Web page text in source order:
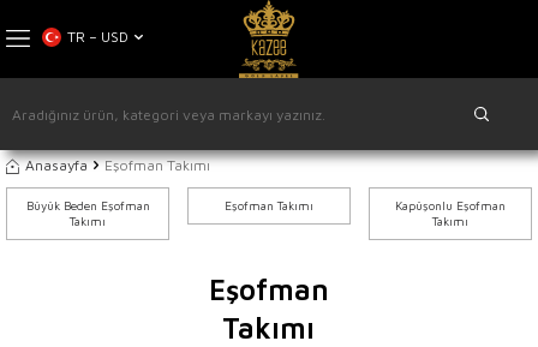
TR − USD
Anasayfa Eşofman Takımı
Büyük Beden Eşofman
Takımı
Eşofman Takımı
Kapüşonlu Eşofman
Takımı
Eşofman
Takımı